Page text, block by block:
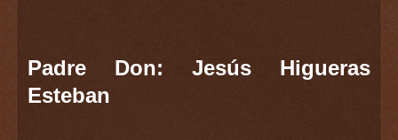
Padre Don: Jesús Higueras
Esteban